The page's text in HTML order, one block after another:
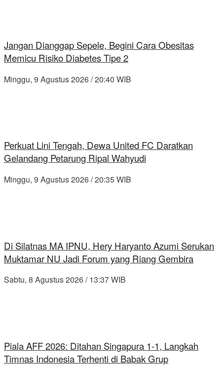
Jangan Dianggap Sepele, Begini Cara Obesitas
Memicu Risiko Diabetes Tipe 2
Minggu, 9 Agustus 2026 / 20:40 WIB
Perkuat Lini Tengah, Dewa United FC Daratkan
Gelandang Petarung Ripal Wahyudi
Minggu, 9 Agustus 2026 / 20:35 WIB
Di Silatnas MA IPNU, Hery Haryanto Azumi Serukan
Muktamar NU Jadi Forum yang Riang Gembira
Sabtu, 8 Agustus 2026 / 13:37 WIB
Piala AFF 2026: Ditahan Singapura 1-1, Langkah
Timnas Indonesia Terhenti di Babak Grup